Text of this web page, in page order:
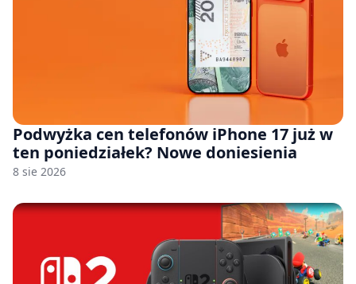
Podwyżka cen telefonów iPhone 17 już w
ten poniedziałek? Nowe doniesienia
8 sie 2026